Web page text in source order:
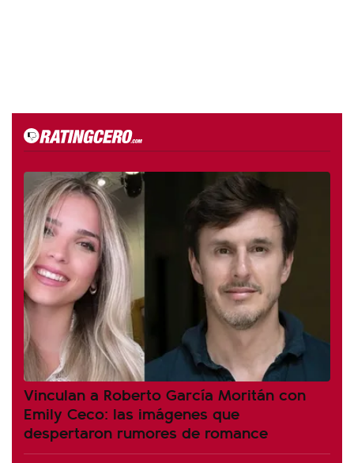
Vinculan a Roberto García Moritán con
Emily Ceco: las imágenes que
despertaron rumores de romance